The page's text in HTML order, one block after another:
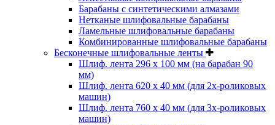
Барабаны с синтетическими алмазами
Нетканые шлифовальные барабаны
Ламельные шлифовальные барабаны
Комбинированные шлифовальные барабаны
Бесконечные шлифовальные ленты
Шлиф. лента 296 х 100 мм (на барабан 90
мм)
Шлиф. лента 620 х 40 мм (для 2х-роликовых
машин)
Шлиф. лента 760 х 40 мм (для 3х-роликовых
машин)